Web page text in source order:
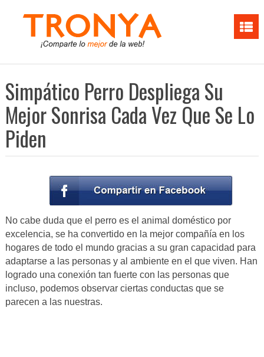
Simpático Perro Despliega Su
Mejor Sonrisa Cada Vez Que Se Lo
Piden
No cabe duda que el perro es el animal doméstico por
excelencia, se ha convertido en la mejor compañía en los
hogares de todo el mundo gracias a su gran capacidad para
adaptarse a las personas y al ambiente en el que viven. Han
logrado una conexión tan fuerte con las personas que
incluso, podemos observar ciertas conductas que se
parecen a las nuestras.